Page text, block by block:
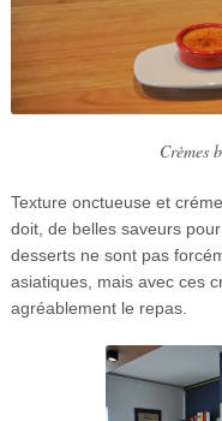
Crèmes
Texture onctueuse et
doit, de belles saveurs
desserts ne sont pas
asiatiques, mais avec ces
agréablement le repas.